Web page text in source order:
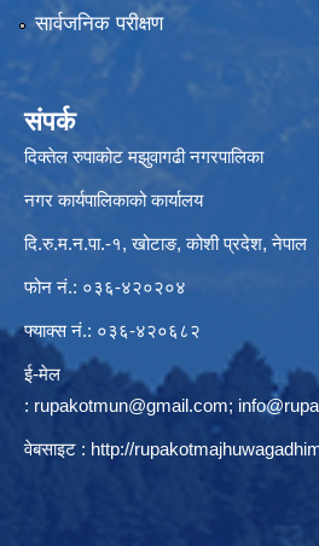
सार्वजनिक परीक्षण
संपर्क
दिक्तेल रुपाकोट मझुवागढी नगरपालिका
नगर कार्यपालिकाको कार्यालय
दि.रु.म.न.पा.-१, खोटाङ, कोशी प्रदेश, नेपाल
फोन नं.: ०३६-४२०२०४
फ्याक्स नं.: ०३६-४२०६८२
ई-मेल
: rupakotmun@gmail.com;
वेबसाइट : http://